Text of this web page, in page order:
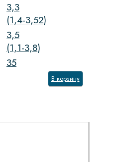
3,3
(1,4-3,52)
3,5
(1,1-3,8)
35
В корзину